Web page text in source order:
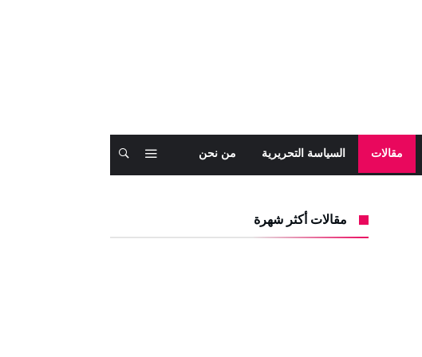
مقالات السياسة التحريرية من نحن
مقالات أكثر شهرة